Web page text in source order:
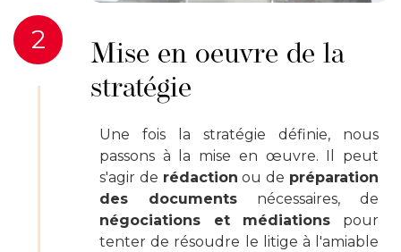
Mise en oeuvre de la
stratégie
Une fois la stratégie définie, nous
passons à la mise en œuvre. Il peut
s'agir de rédaction ou de préparation
des documents nécessaires, de
négociations et médiations pour
tenter de résoudre le litige à l'amiable
2